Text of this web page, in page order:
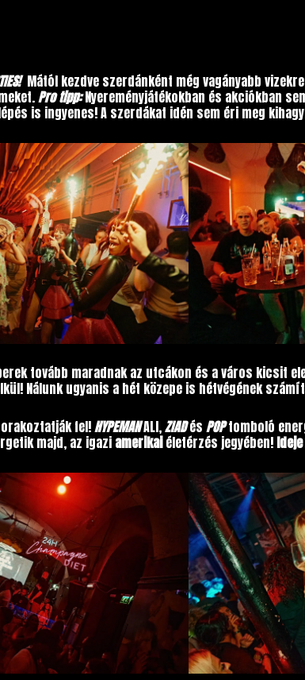
Mától kezdve szerdánként még vagányabb vizekre
Pro tipp:Nyereményjátékokban és akciókban
is ingyenes! A szerdákat idén sem éri meg
tovább maradnak az utcákon és a város kicsit
Nálunk ugyanis a hét közepe is hétvégének
fel!HYPEMANALI,ZIADés POPtomboló
majd, az igazi amerikaiéletérzés jegyében!